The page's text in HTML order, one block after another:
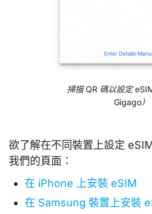
掃描 QR 碼以設定
Gigago）
欲了解在不同裝置上設定
我們的頁面：
在 iPhone 上安裝 eSIM
在 Samsung 裝置上安裝